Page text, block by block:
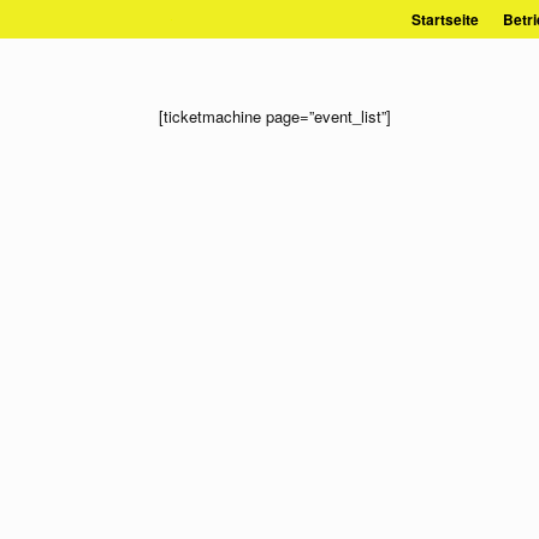
Inhalt
Startseite
[ticketmachine page=”event_list”]